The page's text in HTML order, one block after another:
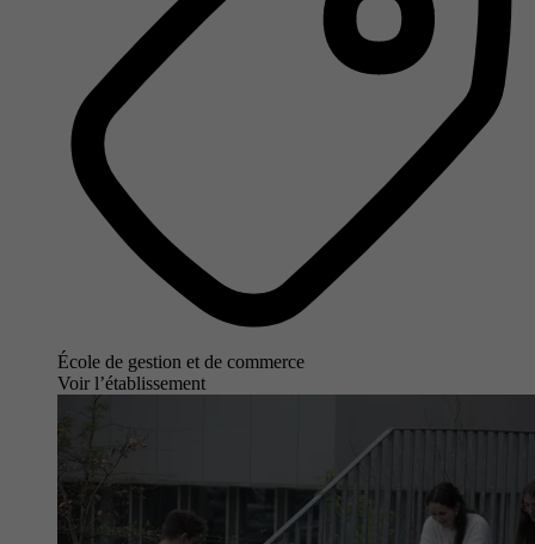
École de gestion et de commerce
Voir l’établissement